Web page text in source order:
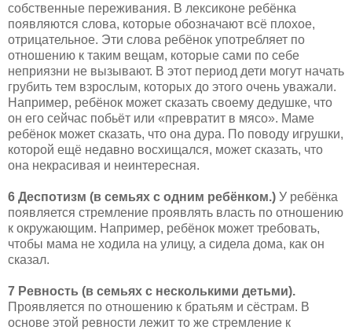
собственные переживания. В лексиконе ребёнка
появляются слова, которые обозначают всё плохое,
отрицательное. Эти слова ребёнок употребляет по
отношению к таким вещам, которые сами по себе
неприязни не вызывают. В этот период дети могут начать
грубить тем взрослым, которых до этого очень уважали.
Например, ребёнок может сказать своему дедушке, что
он его сейчас побьёт или «превратит в мясо». Маме
ребёнок может сказать, что она дура. По поводу игрушки,
которой ещё недавно восхищался, может сказать, что
она некрасивая и неинтересная.
6 Деспотизм (в семьях с одним ребёнком.) У ребёнка
появляется стремление проявлять власть по отношению
к окружающим. Например, ребёнок может требовать,
чтобы мама не ходила на улицу, а сидела дома, как он
сказал.
7 Ревность (в семьях с несколькими детьми).
Проявляется по отношению к братьям и сёстрам. В
основе этой ревности лежит то же стремление к